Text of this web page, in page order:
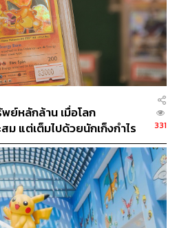
ย์หลักล้าน เมื่อโลก
ม แต่เต็มไปด้วยนักเก็งกำไร
331